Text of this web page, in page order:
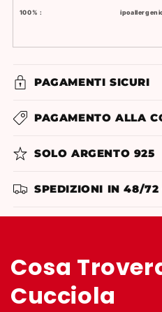
100% :
PAGAMENTI SICURI
PAGAMENTO ALLA
SOLO ARGENTO 925
SPEDIZIONI IN 48/72
Cosa
Cucciola